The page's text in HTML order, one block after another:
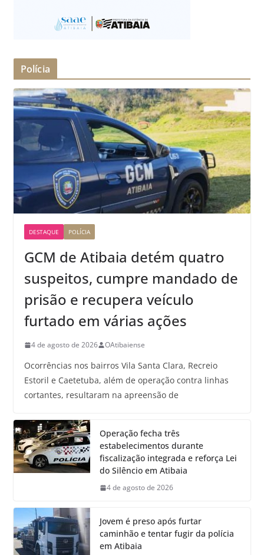
Polícia
DESTAQUE POLÍCIA
GCM de Atibaia detém quatro
suspeitos, cumpre mandado de
prisão e recupera veículo
furtado em várias ações
4 de agosto de 2026 OAtibaiense
Ocorrências nos bairros Vila Santa Clara, Recreio
Estoril e Caetetuba, além de operação contra linhas
cortantes, resultaram na apreensão de
Operação fecha três
estabelecimentos durante
fiscalização integrada e reforça Lei
do Silêncio em Atibaia
4 de agosto de 2026
Jovem é preso após furtar
caminhão e tentar fugir da polícia
em Atibaia